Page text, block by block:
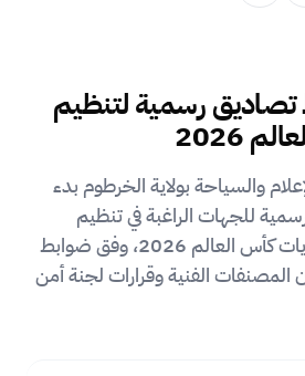
رسمية لتنظيم
2026
والسياحة بولاية الخرطوم بدء
للجهات الراغبة في تنظيم
فعاليات مشاهدة مباريات كأس العالم 2026، وفق ضوابط
المصنفات الفنية وقرارات لجنة أمن